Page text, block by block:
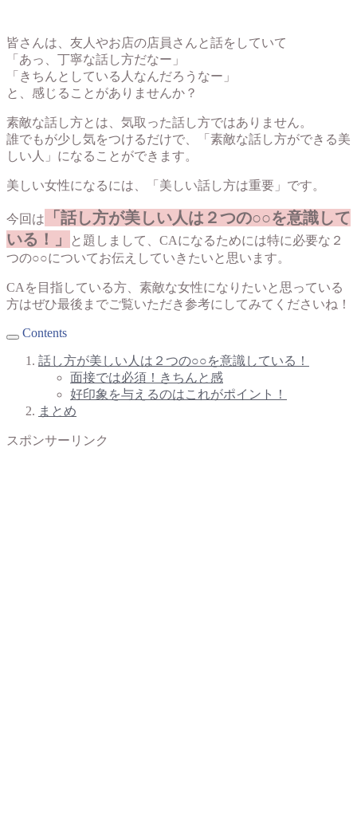
皆さんは、友人やお店の店員さんと話をしていて
「あっ、丁寧な話し方だなー」
「きちんとしている人なんだろうなー」
と、感じることがありませんか？
素敵な話し方とは、気取った話し方ではありません。
誰でもが少し気をつけるだけで、「素敵な話し方ができる美
しい人」になることができます。
美しい女性になるには、「美しい話し方は重要」です。
今回は
「話し方が美しい人は２つの○○を意識して
いる！」
と題しまして、CAになるためには特に必要な２
つの○○についてお伝えしていきたいと思います。
CAを目指している方、素敵な女性になりたいと思っている
方はぜひ最後までご覧いただき参考にしてみてくださいね！
Contents
話し方が美しい人は２つの○○を意識している！
面接では必須！きちんと感
好印象を与えるのはこれがポイント！
まとめ
スポンサーリンク